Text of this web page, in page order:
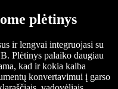
plėtinys
ir lengvai integruojasi su
Plėtinys palaiko daugiau
kad ir kokia kalba
konvertavimui į garso